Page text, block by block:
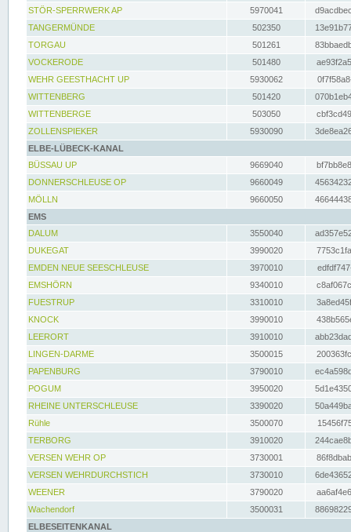
STÖR-SPERRWERK AP 5970041
TANGERMÜNDE
502350
TORGAU
501261
VOCKERODE
501480
WEHR GEESTHACHT UP
5930062
WITTENBERG
501420
WITTENBERGE
503050
ZOLLENSPIEKER
5930090
ELBE-LÜBECK-KANAL
BÜSSAU UP
9669040
DONNERSCHLEUSE OP
9660049
MÖLLN
9660050
EMS
DALUM
3550040
DUKEGAT
3990020
EMDEN NEUE SEESCHLEUSE
3970010
EMSHÖRN
9340010
FUESTRUP
3310010
KNOCK
3990010
LEERORT
3910010
LINGEN-DARME
3500015
PAPENBURG
3790010
POGUM
3950020
RHEINE UNTERSCHLEUSE
3390020
Rühle
3500070
TERBORG
3910020
VERSEN WEHR OP
3730001
VERSEN WEHRDURCHSTICH
3730010
WEENER
3790020
Wachendorf
3500031
ELBESEITENKANAL